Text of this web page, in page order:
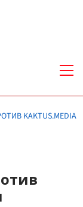
KAKTUS.MEDIA